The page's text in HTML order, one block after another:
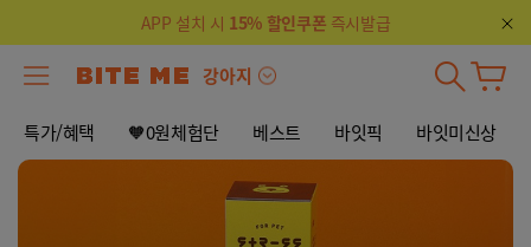
APP 설치 시 15% 할인쿠폰 즉시발급
강아지
특가/혜택 🧡0원체험단 베스트 바잇픽 바잇미신상